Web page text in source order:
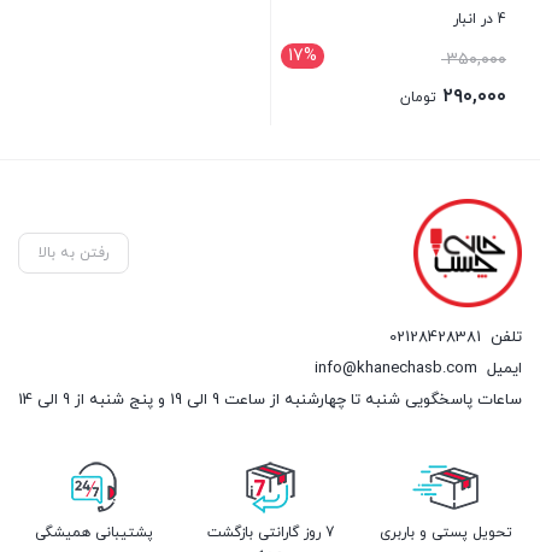
4 در انبار
17% ۳۵۰,۰۰۰قیمت
اصلی: ۲۹۰,۰۰۰ تومان
۲۹۰,۰۰۰ تومان.
رفتن به بالا
تلفن 02128428381
ایمیل info@khanechasb.com
ساعات پاسخگویی شنبه تا چهارشنبه از ساعت 9 الی 19 و پنج شنبه از 9 الی 14
تحویل پستی و باربری
7 روز گارانتی بازگشت
پشتیبانی همیشگی